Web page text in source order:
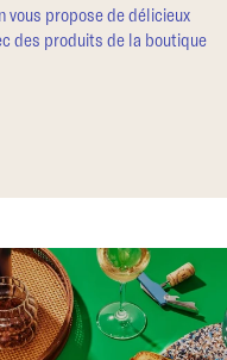
vous propose de délicieux
des produits de la boutique